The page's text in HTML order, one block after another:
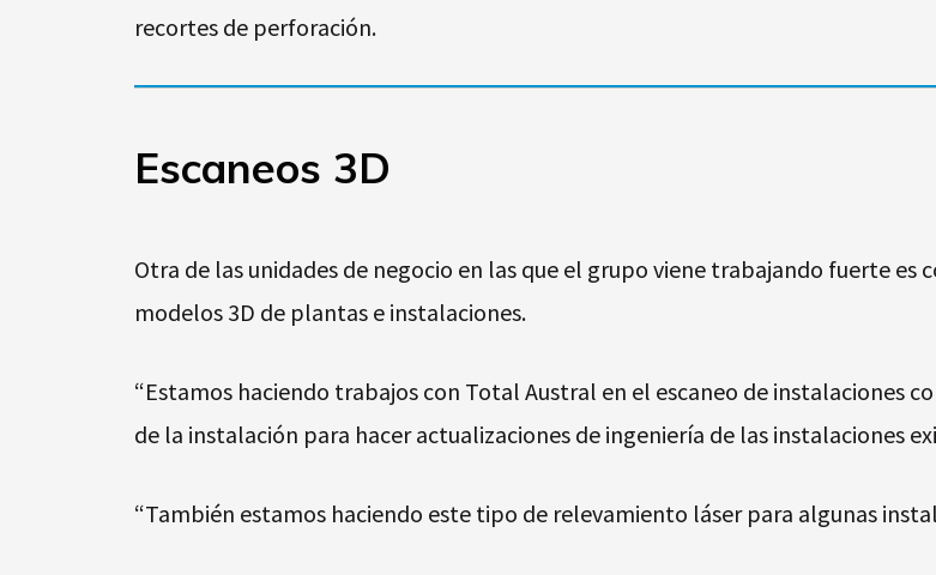
recortes de perforación.
Escaneos 3D
Otra de las unidades de negocio en las que el grupo viene trabajando fuerte es
modelos 3D de plantas e instalaciones.
“Estamos haciendo trabajos con Total Austral en el escaneo de instalaciones
de la instalación para hacer actualizaciones de ingeniería de las instalaciones
“También estamos haciendo este tipo de relevamiento láser para algunas